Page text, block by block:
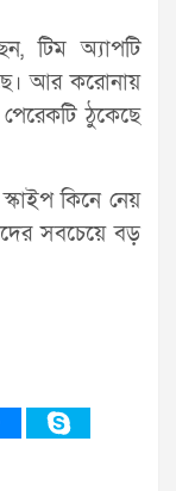
টিম অ্যাপটি
আর করোনায়
ঠুকেছে
কিনে নেয়
সবচেয়ে বড়